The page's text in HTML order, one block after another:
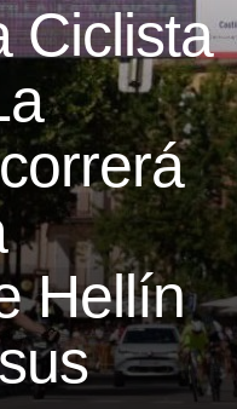
Ciclista
Hellín